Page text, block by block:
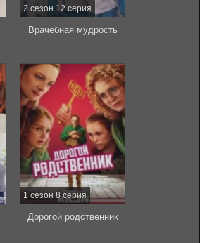
2 сезон 12 серия
Врачебная мудрость
1 сезон 8 серия
Дорогой родственник